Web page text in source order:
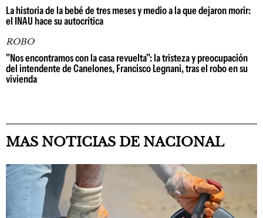
La historia de la bebé de tres meses y medio a la que dejaron morir:
el INAU hace su autocrítica
ROBO
"Nos encontramos con la casa revuelta": la tristeza y preocupación
del intendente de Canelones, Francisco Legnani, tras el robo en su
vivienda
MAS NOTICIAS DE NACIONAL